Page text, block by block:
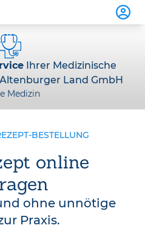
Ihrer Medizinische
Land GmbH
Medizin
BESTELLUNG
online
ohne unnötige
Praxis.